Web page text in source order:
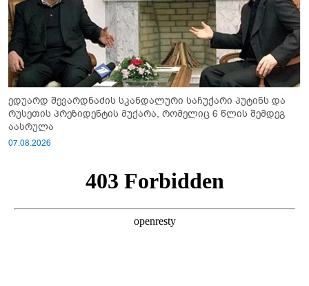
ედუარდ შევარდნაძის სკანდალური საჩუქარი პუტინს და
რუსეთის პრეზიდენტის მუქარა, რომელიც 6 წლის შემდეგ
აასრულა
07.08.2026